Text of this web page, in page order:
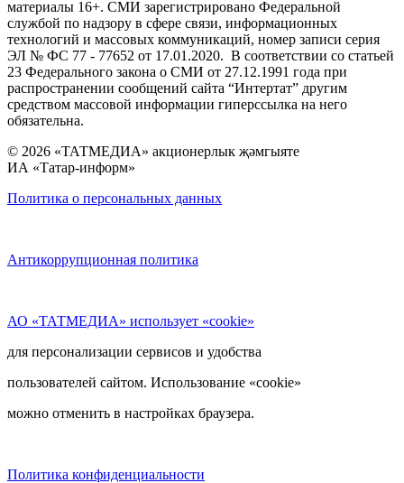
материалы 16+. СМИ зарегистрировано Федеральной
службой по надзору в сфере связи, информационных
технологий и массовых коммуникаций, номер записи серия
ЭЛ № ФС 77 - 77652 от 17.01.2020. В соответствии со статьей
23 Федерального закона о СМИ от 27.12.1991 года при
распространении сообщений сайта “Интертат” другим
средством массовой информации гиперссылка на него
обязательна.
© 2026 «ТАТМЕДИА» акционерлык җәмгыяте
ИА «Татар-информ»
Политика о персональных данных
Антикоррупционная политика
АО «ТАТМЕДИА» использует «cookie»
для персонализации сервисов и удобства
пользователей сайтом. Использование «cookie»
можно отменить в настройках браузера.
Политика конфиденциальности